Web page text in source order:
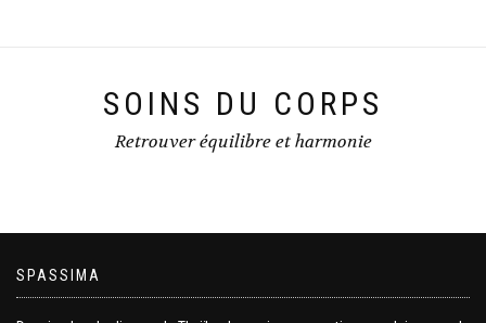
SOINS DU CORPS
Retrouver équilibre et harmonie
SPASSIMA